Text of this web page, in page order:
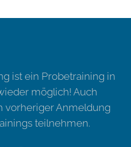
ist ein Probetraining in
möglich! Auch
vorheriger Anmeldung
teilnehmen.